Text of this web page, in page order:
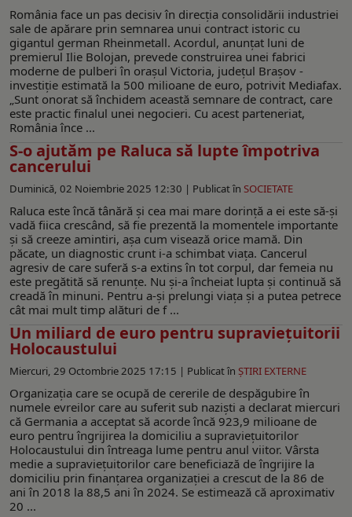
România face un pas decisiv în direcția consolidării industriei
sale de apărare prin semnarea unui contract istoric cu
gigantul german Rheinmetall. Acordul, anunțat luni de
premierul Ilie Bolojan, prevede construirea unei fabrici
moderne de pulberi în orașul Victoria, județul Brașov -
investiție estimată la 500 milioane de euro, potrivit Mediafax.
„Sunt onorat să închidem această semnare de contract, care
este practic finalul unei negocieri. Cu acest parteneriat,
România înce ...
S-o ajutăm pe Raluca să lupte împotriva
cancerului
Duminică, 02 Noiembrie 2025 12:30 | Publicat în SOCIETATE
Raluca este încă tânără şi cea mai mare dorință a ei este să-și
vadă fiica crescând, să fie prezentă la momentele importante
și să creeze amintiri, așa cum visează orice mamă. Din
păcate, un diagnostic crunt i-a schimbat viața. Cancerul
agresiv de care suferă s-a extins în tot corpul, dar femeia nu
este pregătită să renunțe. Nu și-a încheiat lupta și continuă să
creadă în minuni. Pentru a-și prelungi viața și a putea petrece
cât mai mult timp alături de f ...
Un miliard de euro pentru supraviețuitorii
Holocaustului
Miercuri, 29 Octombrie 2025 17:15 | Publicat în ŞTIRI EXTERNE
Organizația care se ocupă de cererile de despăgubire în
numele evreilor care au suferit sub naziști a declarat miercuri
că Germania a acceptat să acorde încă 923,9 milioane de
euro pentru îngrijirea la domiciliu a supraviețuitorilor
Holocaustului din întreaga lume pentru anul viitor. Vârsta
medie a supraviețuitorilor care beneficiază de îngrijire la
domiciliu prin finanțarea organizației a crescut de la 86 de
ani în 2018 la 88,5 ani în 2024. Se estimează că aproximativ
20 ...